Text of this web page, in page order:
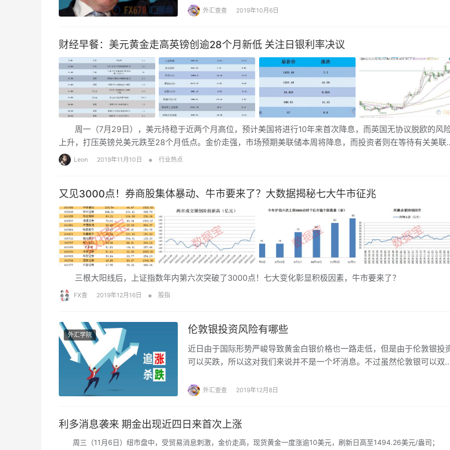
相信英国议员们所说的他们可以阻止不达成协议的脱欧。英国议员们将于9
外汇查查 2019年10月6日
财经早餐：美元黄金走高英镑创逾28个月新低 关注日银利率决议
周一（7月29日），美元持稳于近两个月高位，预计美国将进行10年来首次降息，而英国无协议脱欧的风
上升，打压英镑兑美元跌至28个月低点。金价走强，市场预期美联储本周将降息，而投资者则在等待有关美联
未来宽松货币政策走向的线索。油价创出接近三周最大涨幅，市场猜测美联储的潜在降息将会提升石油需求。
Leon 2019年11月10日 • 行业热点
又见3000点！券商股集体暴动、牛市要来了？大数据揭秘七大牛市征兆
三根大阳线后，上证指数年内第六次突破了3000点！七大变化彰显积极因素，牛市要来了？
FX查 2019年12月16日 • 股指
外汇学院 伦敦银投资风险有哪些
近日由于国际形势严峻导致黄金白银价格也一路走低，但是由于伦敦银投
可以买跌，所以这对我们来说并不是一个坏消息。不过虽然伦敦银可以双
外汇查查 2019年12月8日
利多消息袭来 期金出现近四日来首次上涨
周三（11月6日）纽市盘中，受贸易消息刺激，金价走高，现货黄金一度涨逾10美元，刷新日高至1494.26美元/盎司；